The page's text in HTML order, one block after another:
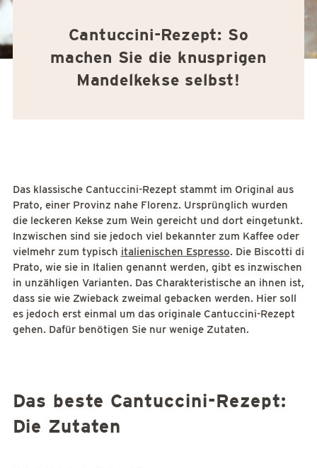
Cantuccini-Rezept: So
machen Sie die knusprigen
Mandelkekse selbst!
Das klassische Cantuccini-Rezept stammt im Original aus
Prato, einer Provinz nahe Florenz. Ursprünglich wurden
die leckeren Kekse zum Wein gereicht und dort eingetunkt.
Inzwischen sind sie jedoch viel bekannter zum Kaffee oder
vielmehr zum typisch italienischen Espresso. Die Biscotti di
Prato, wie sie in Italien genannt werden, gibt es inzwischen
in unzähligen Varianten. Das Charakteristische an ihnen ist,
dass sie wie Zwieback zweimal gebacken werden. Hier soll
es jedoch erst einmal um das originale Cantuccini-Rezept
gehen. Dafür benötigen Sie nur wenige Zutaten.
Das beste Cantuccini-Rezept:
Die Zutaten